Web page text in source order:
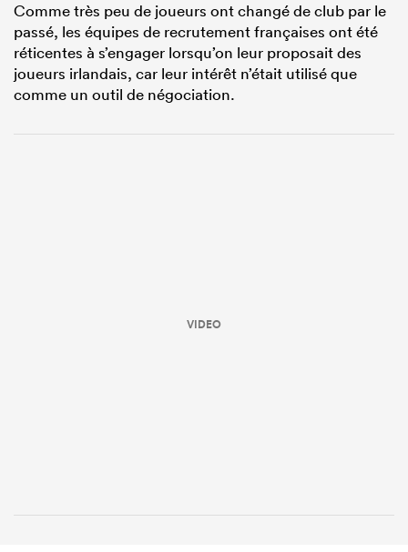
Comme très peu de joueurs ont changé de club par le
passé, les équipes de recrutement françaises ont été
réticentes à s’engager lorsqu’on leur proposait des
joueurs irlandais, car leur intérêt n’était utilisé que
comme un outil de négociation.
VIDEO